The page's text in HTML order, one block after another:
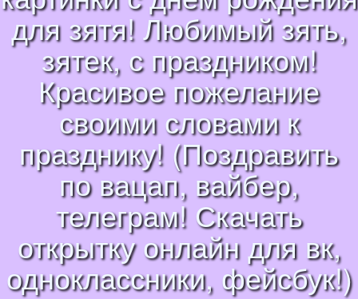
для зятя! Любимый зять,
зятек, с праздником!
Красивое пожелание
своими словами к
празднику! (Поздравить
по вацап, вайбер,
телеграм! Скачать
открытку онлайн для вк,
одноклассники, фейсбук!)